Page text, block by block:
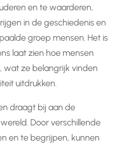
en te waarderen,
in de geschiedenis en
groep mensen. Het is
laat zien hoe mensen
wat ze belangrijk vinden
uitdrukken.
draagt bij aan de
Door verschillende
en te begrijpen, kunnen